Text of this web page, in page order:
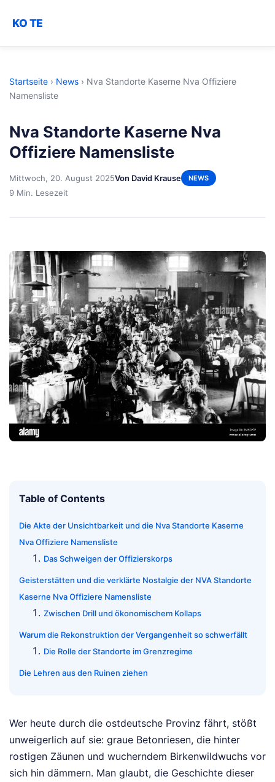
KO TE
Startseite › News › Nva Standorte Kaserne Nva Offiziere
Namensliste
Nva Standorte Kaserne Nva
Offiziere Namensliste
Mittwoch, 20. August 2025Von David Krause NEWS
9 Min. Lesezeit
Table of Contents
Die Akte der Unsichtbarkeit und die Nva Standorte Kaserne
Nva Offiziere Namensliste
Das Schweigen der Offizierskorps
Geisterstätten und die verklärte Nostalgie der NVA Standorte
Kaserne Nva Offiziere Namensliste
Zwischen Drill und ökonomischem Kollaps
Warum die Rekonstruktion der Vergangenheit so schwerfällt
Die Rolle der Standorte im Grenzregime
Die Lehren aus den Ruinen ziehen
Wer heute durch die ostdeutsche Provinz fährt, stößt
unweigerlich auf sie: graue Betonriesen, die hinter
rostigen Zäunen und wucherndem Birkenwildwuchs vor
sich hin dämmern. Man glaubt, die Geschichte dieser